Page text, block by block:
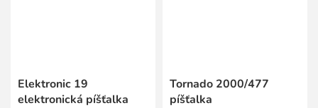
Elektronic 19
elektronická píšťalka
Tornado 2000/477
píšťalka